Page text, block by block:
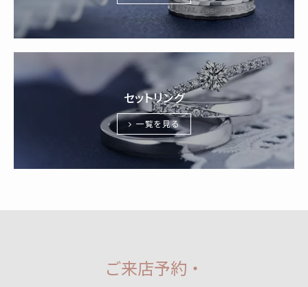
セットリング
一覧を見る
ご来店予約・